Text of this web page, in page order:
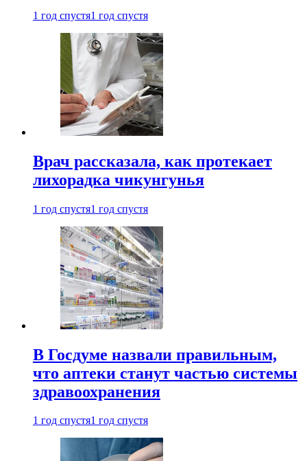
1 год спустя1 год спустя
Врач рассказала, как протекает
лихорадка чикунгунья
1 год спустя1 год спустя
В Госдуме назвали правильным,
что аптеки станут частью системы
здравоохранения
1 год спустя1 год спустя